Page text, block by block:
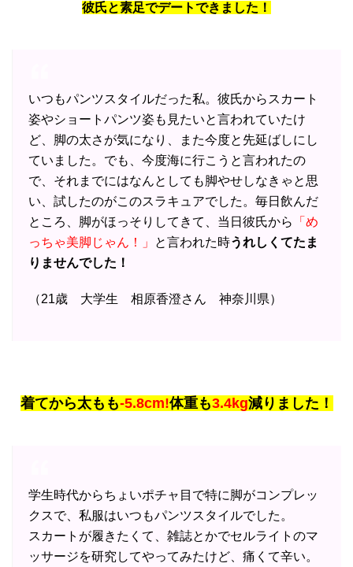
彼氏と素足でデートできました！
いつもパンツスタイルだった私。彼氏からスカート
姿やショートパンツ姿も見たいと言われていたけ
ど、脚の太さが気になり、また今度と先延ばしにし
ていました。でも、今度海に行こうと言われたの
で、それまでにはなんとしても脚やせしなきゃと思
い、試したのがこのスラキュアでした。毎日飲んだ
ところ、脚がほっそりしてきて、当日彼氏から
「め
っちゃ美脚じゃん！」
と言われた時うれしくてたま
りませんでした！
（21歳 大学生 相原香澄さん 神奈川県）
着てから太もも-5.8cm!体重も3.4kg減りました！
学生時代からちょいポチャ目で特に脚がコンプレッ
クスで、私服はいつもパンツスタイルでした。
スカートが履きたくて、雑誌とかでセルライトのマ
ッサージを研究してやってみたけど、痛くて辛い。